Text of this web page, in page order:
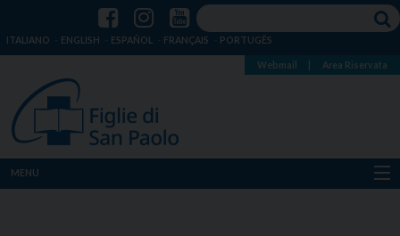
ITALIANO ENGLISH ESPAÑOL FRANÇAIS PORTUGÊS
Webmail Area Riservata
MENU